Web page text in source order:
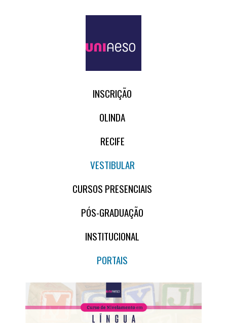
INSCRIÇÃO
OLINDA
RECIFE
VESTIBULAR
CURSOS PRESENCIAIS
PÓS-GRADUAÇÃO
INSTITUCIONAL
PORTAIS